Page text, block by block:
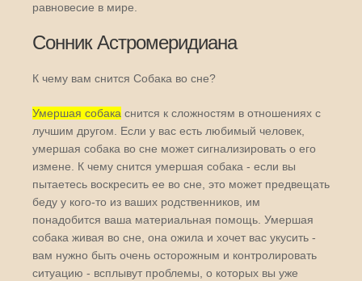
равновесие в мире.
Сонник Астромеридиана
К чему вам снится Собака во сне?
Умершая собака снится к сложностям в отношениях с
лучшим другом. Если у вас есть любимый человек,
умершая собака во сне может сигнализировать о его
измене. К чему снится умершая собака - если вы
пытаетесь воскресить ее во сне, это может предвещать
беду у кого-то из ваших родственников, им
понадобится ваша материальная помощь. Умершая
собака живая во сне, она ожила и хочет вас укусить -
вам нужно быть очень осторожным и контролировать
ситуацию - всплывут проблемы, о которых вы уже